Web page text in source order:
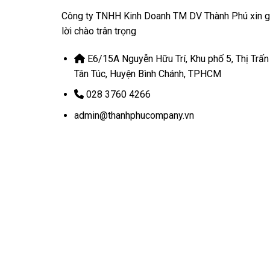
Công ty TNHH Kinh Doanh TM DV Thành Phú xin
lời chào trân trọng
E6/15A Nguyễn Hữu Trí, Khu phố 5, Thị Trấn
Tân Túc, Huyện Bình Chánh, TPHCM
028 3760 4266
admin@thanhphucompany.vn